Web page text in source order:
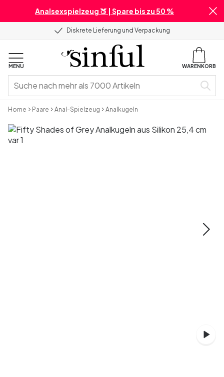
Analsexspielzeug 🍑 | Spare bis zu 50 %
Diskrete Lieferung und Verpackung
MENU WARENKORB
Home Paare Anal-Spielzeug Analkugeln